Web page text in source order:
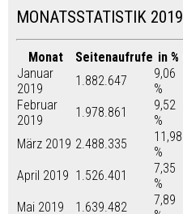
MONATSSTATISTIK 2019
Monat Seitenaufrufe in %
Januar
2019
1.882.647
9,06
%
Februar
2019
1.978.861
9,52
%
März 2019 2.488.335
11,98
%
April 2019 1.526.401
7,35
%
Mai 2019
1.639.482
7,89